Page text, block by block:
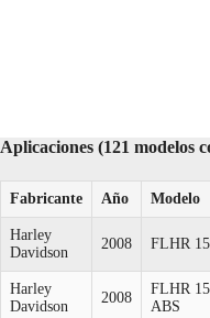
Aplicaciones (121 modelos
Fabricante Año Modelo
Harley
Davidson
2008 FLHR
Harley
Davidson
2008
FLHR
ABS